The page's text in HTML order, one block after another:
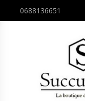
0688136651